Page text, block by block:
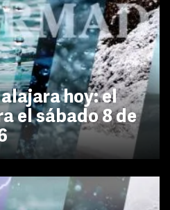
hoy: el
el sábado 8 de